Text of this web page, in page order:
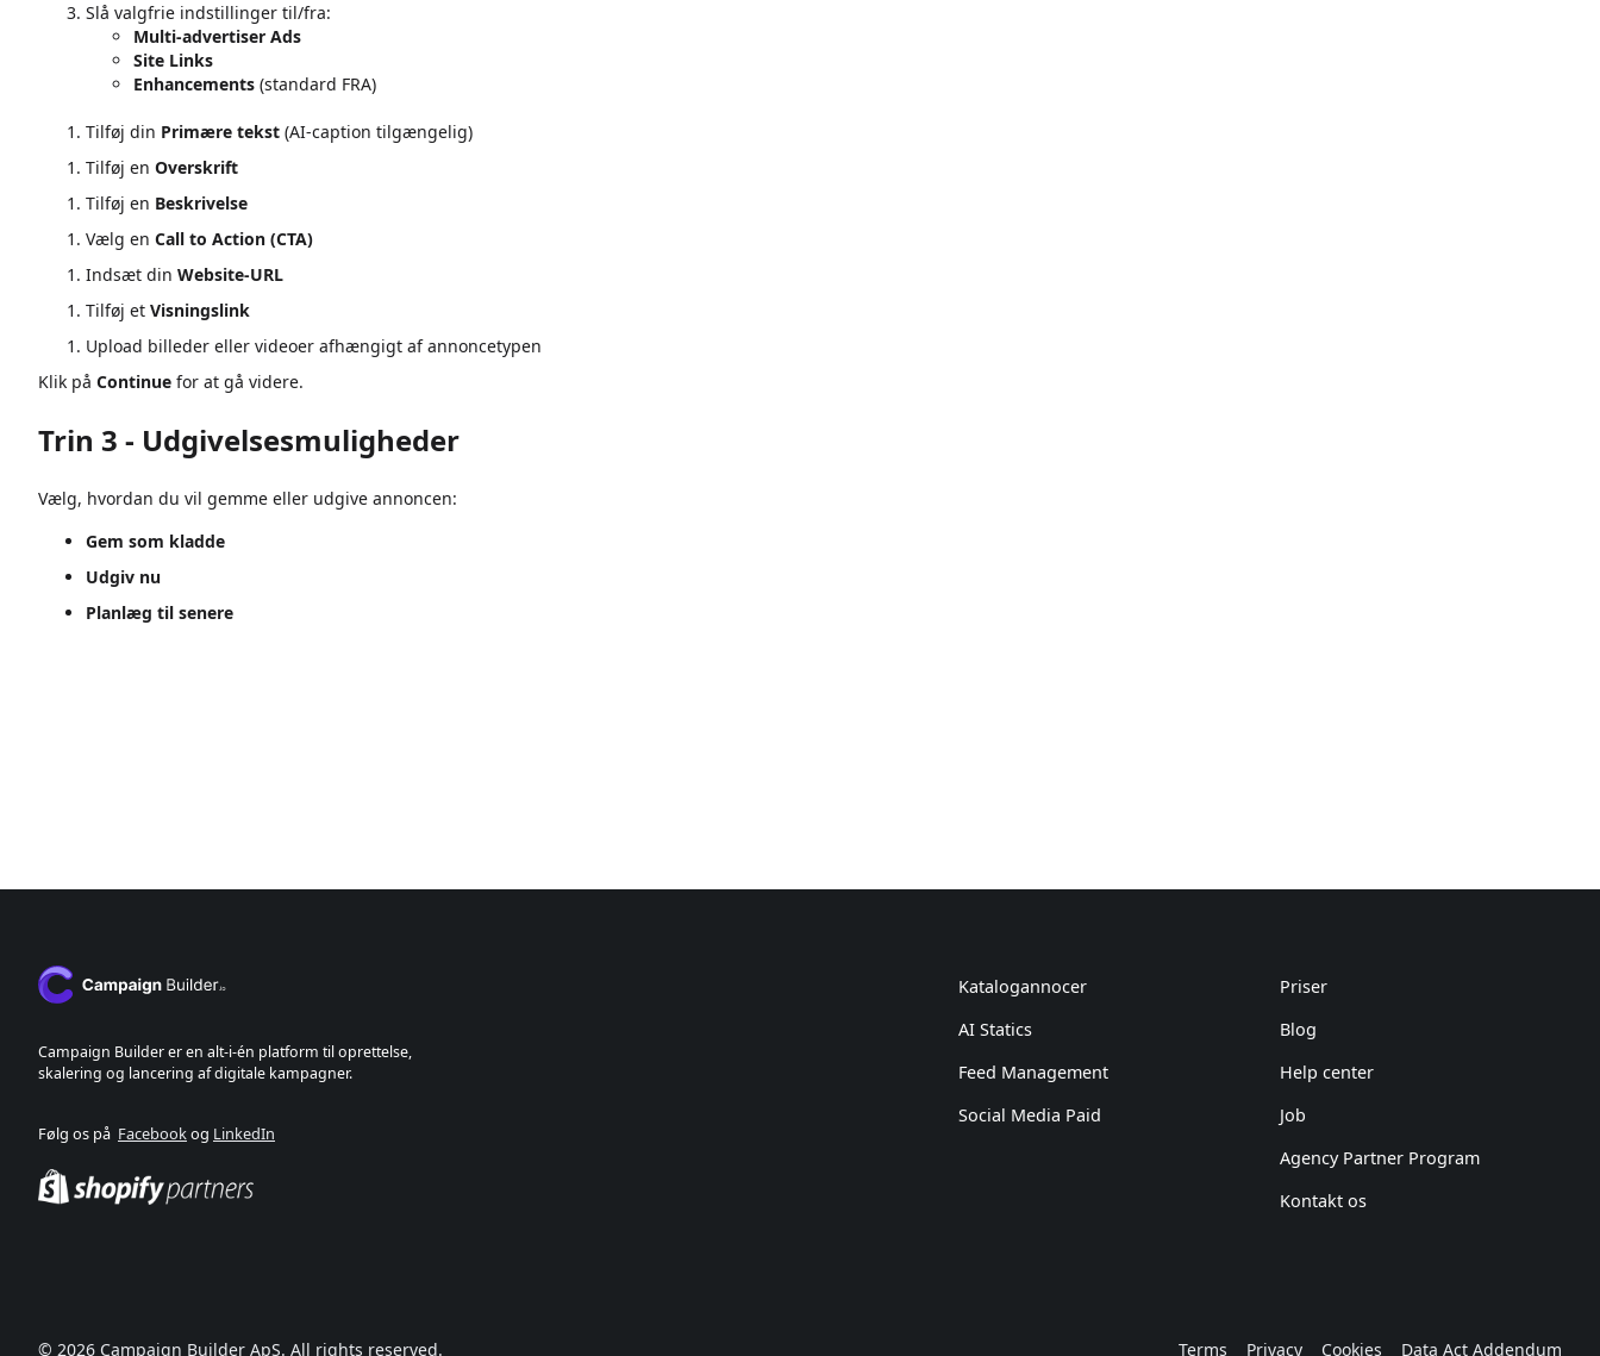
Slå valgfrie indstillinger til/fra:
Multi-advertiser Ads
Site Links
Enhancements (standard FRA)
Tilføj din Primære tekst (AI-caption tilgængelig)
Tilføj en Overskrift
Tilføj en Beskrivelse
Vælg en Call to Action (CTA)
Indsæt din Website-URL
Tilføj et Visningslink
Upload billeder eller videoer afhængigt af annoncetypen
Klik på Continue for at gå videre.
Trin 3 - Udgivelsesmuligheder
Vælg, hvordan du vil gemme eller udgive annoncen:
Gem som kladde
Udgiv nu
Planlæg til senere
Campaign Builder er en alt-i-én platform til oprettelse,
skalering og lancering af digitale kampagner.
Følg os på Facebookog LinkedIn
Katalogannocer
AI Statics
Feed Management
Social Media Paid
Priser
Blog
Help center
Job
Agency Partner Program
Kontakt os
© 2026 Campaign Builder ApS. All rights reserved. Terms Privacy Cookies Data Act Addendum